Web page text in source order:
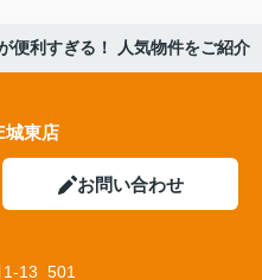
便利すぎる！ 人気物件をご紹介
城東店
お問い合わせ
1-13 501